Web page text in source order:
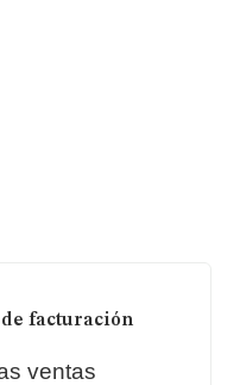
facturación
ventas